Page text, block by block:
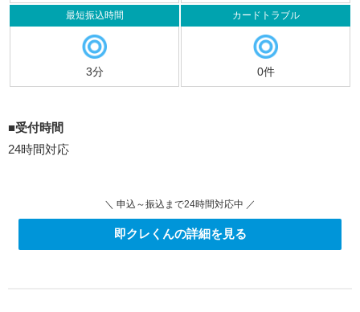
最短振込時間
3分
カードトラブル
0件
■受付時間
24時間対応
＼ 申込～振込まで24時間対応中 ／
即クレくんの詳細を見る